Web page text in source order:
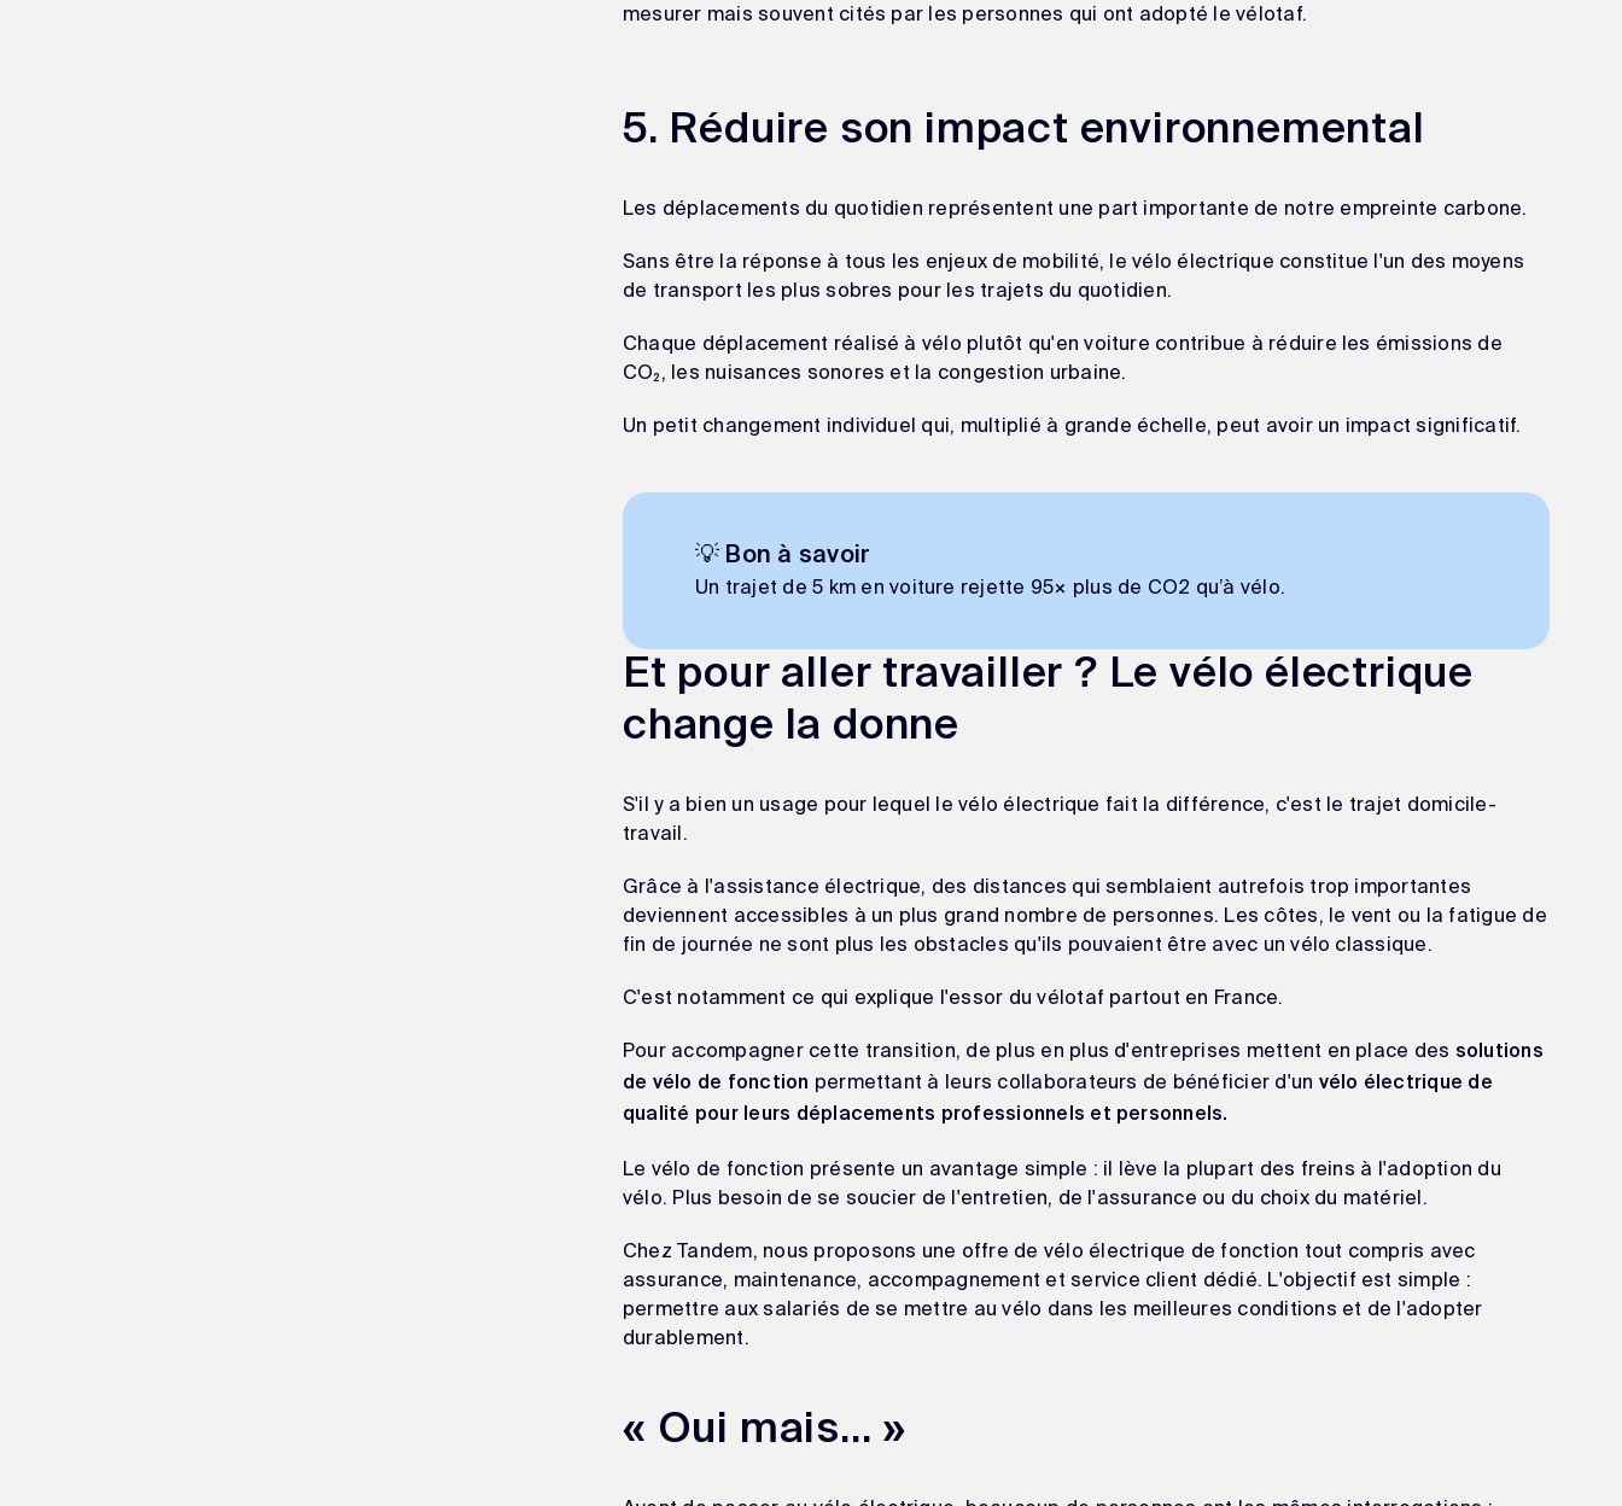
mesurer mais souvent cités par les personnes qui ont adopté le vélotaf.
5. Réduire son impact environnemental
Les déplacements du quotidien représentent une part importante de notre empreinte carbone.
Sans être la réponse à tous les enjeux de mobilité, le vélo électrique constitue l'un des moyens
de transport les plus sobres pour les trajets du quotidien.
Chaque déplacement réalisé à vélo plutôt qu'en voiture contribue à réduire les émissions de
CO₂, les nuisances sonores et la congestion urbaine.
Un petit changement individuel qui, multiplié à grande échelle, peut avoir un impact significatif.
💡 Bon à savoir
Un trajet de 5 km en voiture rejette 95× plus de CO2 qu’à vélo.
Et pour aller travailler ? Le vélo électrique
change la donne
S'il y a bien un usage pour lequel le vélo électrique fait la différence, c'est le trajet domicile-
travail.
Grâce à l'assistance électrique, des distances qui semblaient autrefois trop importantes
deviennent accessibles à un plus grand nombre de personnes. Les côtes, le vent ou la fatigue de
fin de journée ne sont plus les obstacles qu'ils pouvaient être avec un vélo classique.
C'est notamment ce qui explique l'essor du vélotaf partout en France.
Pour accompagner cette transition, de plus en plus d'entreprises mettent en place des solutions
de vélo de fonction permettant à leurs collaborateurs de bénéficier d'un vélo électrique de
qualité pour leurs déplacements professionnels et personnels.
Le vélo de fonction présente un avantage simple : il lève la plupart des freins à l'adoption du
vélo. Plus besoin de se soucier de l'entretien, de l'assurance ou du choix du matériel.
Chez Tandem, nous proposons une offre de vélo électrique de fonction tout compris avec
assurance, maintenance, accompagnement et service client dédié. L'objectif est simple :
permettre aux salariés de se mettre au vélo dans les meilleures conditions et de l'adopter
durablement.
« Oui mais... »